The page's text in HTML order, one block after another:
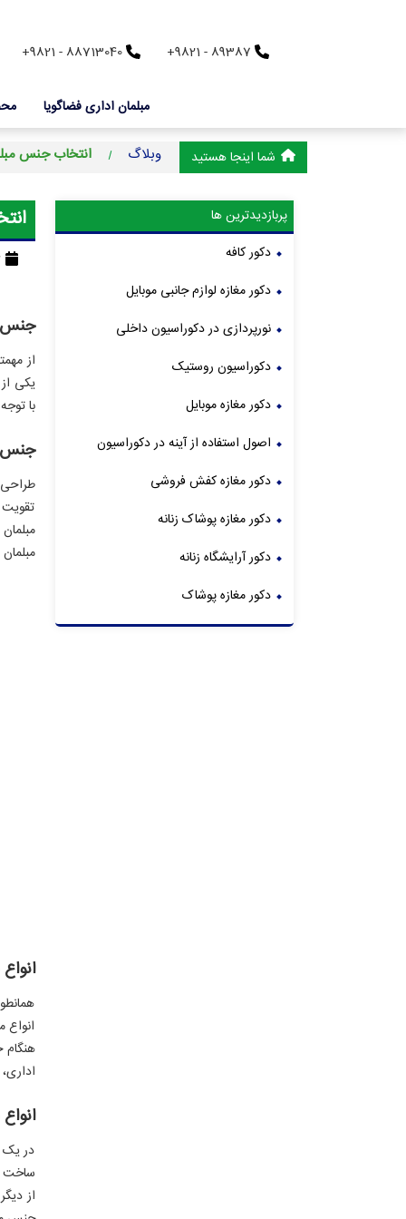
+9821 - 89387
+9821 - 88713040
مبلمان اداری فضاگویا
شما اینجا هستید وبلاگ انتخاب جنس
پربازدیدترین ها
دکور کافه
دکور مغازه لوازم جانبی موبایل
نورپردازی در دکوراسیون داخلی
دکوراسیون روستیک
دکور مغازه موبایل
اصول استفاده از آینه در دکوراسیون
دکور مغازه کفش فروشی
دکور مغازه پوشاک زنانه
دکور آرایشگاه زنانه
دکور مغازه پوشاک
جنس
از
یکی
با
جنس
هنگام
در یک
ساخت
از